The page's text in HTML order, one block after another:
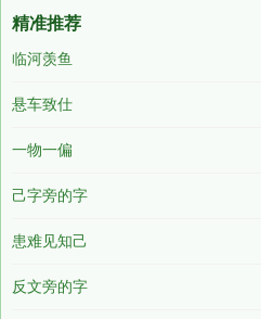
精准推荐
临河羡鱼
悬车致仕
一物一偏
己字旁的字
患难见知己
反文旁的字